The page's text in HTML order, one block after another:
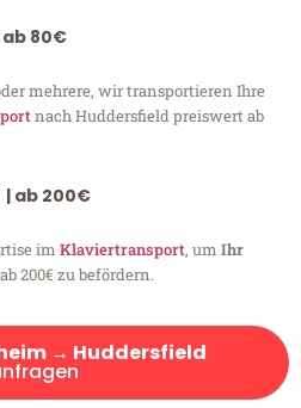
ab 80€
mehrere, wir transportieren Ihre
nach Huddersfield preiswert ab
| ab 200€
im Klaviertransport, um Ihr
ab 200€ zu befördern.
→ Huddersfield